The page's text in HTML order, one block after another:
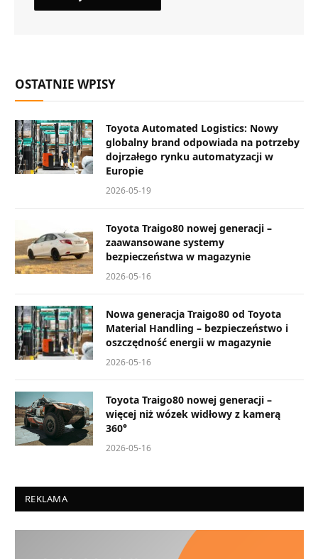
OSTATNIE WPISY
Toyota Automated Logistics: Nowy
globalny brand odpowiada na potrzeby
dojrzałego rynku automatyzacji w
Europie
2026-05-19
Toyota Traigo80 nowej generacji –
zaawansowane systemy
bezpieczeństwa w magazynie
2026-05-16
Nowa generacja Traigo80 od Toyota
Material Handling – bezpieczeństwo i
oszczędność energii w magazynie
2026-05-16
Toyota Traigo80 nowej generacji –
więcej niż wózek widłowy z kamerą
360°
2026-05-16
REKLAMA